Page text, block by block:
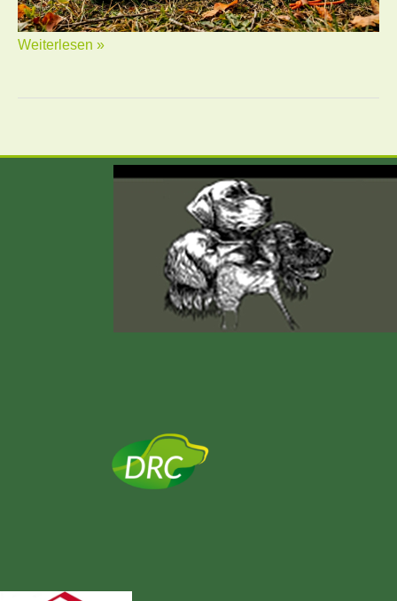
Weiterlesen »